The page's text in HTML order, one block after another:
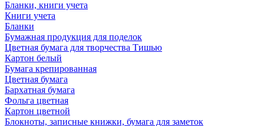
Бланки, книги учета
Книги учета
Бланки
Бумажная продукция для поделок
Цветная бумага для творчества Тишью
Картон белый
Бумага крепированная
Цветная бумага
Бархатная бумага
Фольга цветная
Картон цветной
Блокноты, записные книжки, бумага для заметок